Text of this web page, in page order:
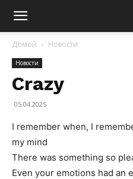
Домой Новости
Новости
Crazy
05.04.2025
I remember when, I
my mind
There was something so
Even your emotions had an